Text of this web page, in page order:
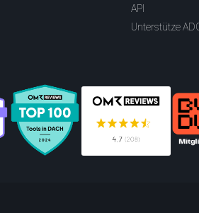
API
Unterstütze